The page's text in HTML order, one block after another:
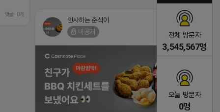
댓글: 0개
인사하는 춘식이
비공개
전체 방문자
3,545,567명
오늘 방문자
0명